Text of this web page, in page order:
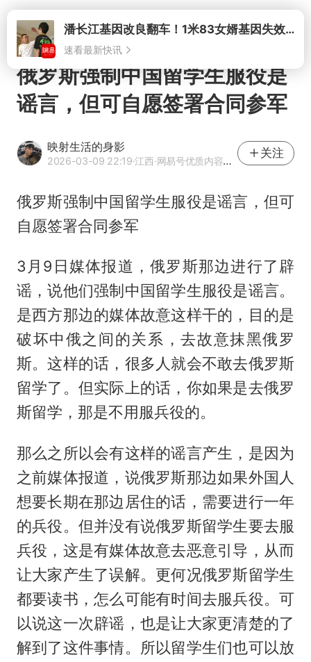
打开
俄罗斯强制中国留学生服役是
谣言，但可自愿签署合同参军
映射生活的身影
2026-03-09 22:19·江西·网易号优质内容创作者
关注
俄罗斯强制中国留学生服役是谣言，但可
自愿签署合同参军
3月9日媒体报道，俄罗斯那边进行了辟
谣，说他们强制中国留学生服役是谣言。
是西方那边的媒体故意这样干的，目的是
破坏中俄之间的关系，去故意抹黑俄罗
斯。这样的话，很多人就会不敢去俄罗斯
留学了。但实际上的话，你如果是去俄罗
斯留学，那是不用服兵役的。
那么之所以会有这样的谣言产生，是因为
之前媒体报道，说俄罗斯那边如果外国人
想要长期在那边居住的话，需要进行一年
的兵役。但并没有说俄罗斯留学生要去服
兵役，这是有媒体故意去恶意引导，从而
让大家产生了误解。更何况俄罗斯留学生
都要读书，怎么可能有时间去服兵役。可
以说这一次辟谣，也是让大家更清楚的了
解到了这件事情。所以留学生们也可以放